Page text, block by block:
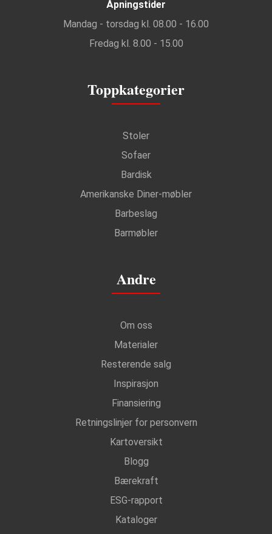
Åpningstider
Mandag - torsdag kl. 08.00 - 16.00
Fredag kl. 8.00 - 15.00
Toppkategorier
Stoler
Sofaer
Bardisk
Amerikanske Diner-møbler
Barbeslag
Barmøbler
Andre
Om oss
Materialer
Resterende salg
Inspirasjon
Finansiering
Retningslinjer for personvern
Kartoversikt
Blogg
Bærekraft
ESG-rapport
Kataloger